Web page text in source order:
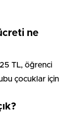
ne
TL, öğrenci
çocuklar için